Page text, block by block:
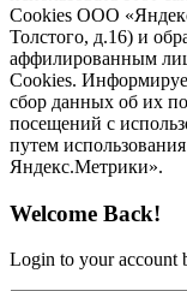
Cookies ООО
Толстого, д.16) и
аффилированным
Cookies.
сбор данных об их
посещений с
путем
Яндекс.Метрики».
Welcome Back!
Login to your account